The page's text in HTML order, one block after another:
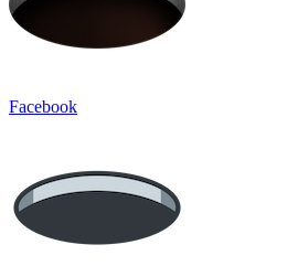
Facebook